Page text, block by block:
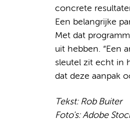
concrete
Een belangrijke
Met dat
uit hebben. “Een
sleutel zit echt in
dat deze aanpak
Tekst: Rob Buiter
Foto's: Adobe